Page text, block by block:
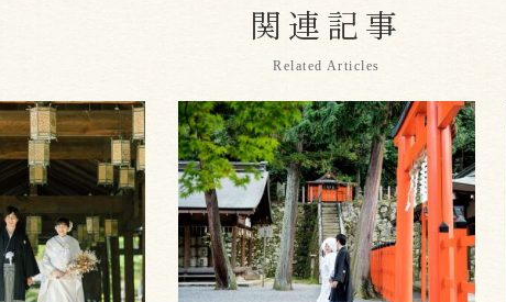
関連記事
Related Articles